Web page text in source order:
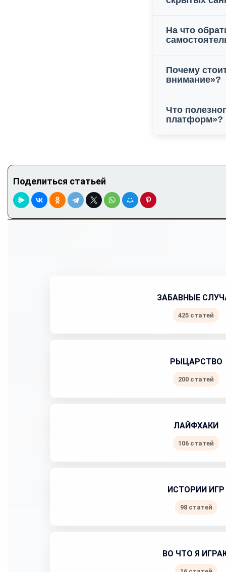
На что
Почему
внимание»?
Что
платформ»?
Поделиться статьей
ЗАБАВНЫЕ
425 статей
РЫЦАРСТВО
200 статей
ЛАЙФХАКИ
106 статей
ИСТОРИИ ИГР
98 статей
ВО ЧТО Я